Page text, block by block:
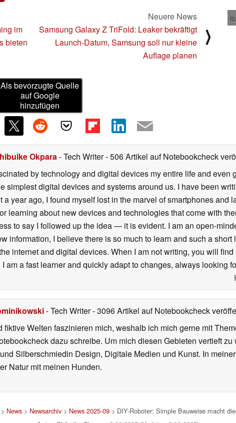
im
bieten
Neuere News
Samsung Galaxy Z TriFold: Leaker bekräftigt
Launch-Datum, Samsung soll nur kleine
Auflage planen
⟩
Als bevorzugte Quelle
auf Google
hinzufügen
Okpara- Tech Writer- 506 Artikel auf Notebookcheck
by technology and digital devices my entire life and even
simplest digital devices and systems around us. I have been
a year ago, I found myself lost in the marvel of smartphones and
learning about new devices and technologies that come with
to say I followed up the idea — it is evident. I am an open-
information, I believe there is so much to learn and such a
internet and digital devices. When I am not writing, you will
am a fast learner and quickly adapt to changes, always looking
- Tech Writer- 3096 Artikel auf Notebookcheck
fiktive Welten faszinieren mich, weshalb ich mich gerne mit
dazu schreibe. Um mich diesen Gebieten vertieft
Silberschmiedin Design, Digitale Medien und Kunst. In
Natur mit meinen Hunden.
News> Newsarchiv> News 2025-09> DIY-Roboter: Simple Bauweise macht